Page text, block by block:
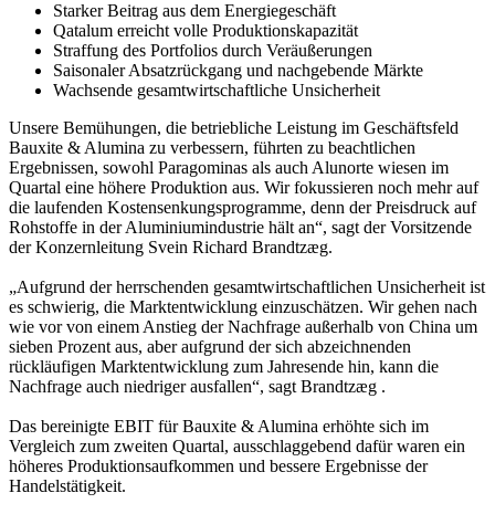
Starker Beitrag aus dem Energiegeschäft
Qatalum erreicht volle Produktionskapazität
Straffung des Portfolios durch Veräußerungen
Saisonaler Absatzrückgang und nachgebende Märkte
Wachsende gesamtwirtschaftliche Unsicherheit
Unsere Bemühungen, die betriebliche Leistung im Geschäftsfeld
Bauxite & Alumina zu verbessern, führten zu beachtlichen
Ergebnissen, sowohl Paragominas als auch Alunorte wiesen im
Quartal eine höhere Produktion aus. Wir fokussieren noch mehr auf
die laufenden Kostensenkungsprogramme, denn der Preisdruck auf
Rohstoffe in der Aluminiumindustrie hält an“, sagt der Vorsitzende
der Konzernleitung Svein Richard Brandtzæg.
„Aufgrund der herrschenden gesamtwirtschaftlichen Unsicherheit ist
es schwierig, die Marktentwicklung einzuschätzen. Wir gehen nach
wie vor von einem Anstieg der Nachfrage außerhalb von China um
sieben Prozent aus, aber aufgrund der sich abzeichnenden
rückläufigen Marktentwicklung zum Jahresende hin, kann die
Nachfrage auch niedriger ausfallen“, sagt Brandtzæg .
Das bereinigte EBIT für Bauxite & Alumina erhöhte sich im
Vergleich zum zweiten Quartal, ausschlaggebend dafür waren ein
höheres Produktionsaufkommen und bessere Ergebnisse der
Handelstätigkeit.